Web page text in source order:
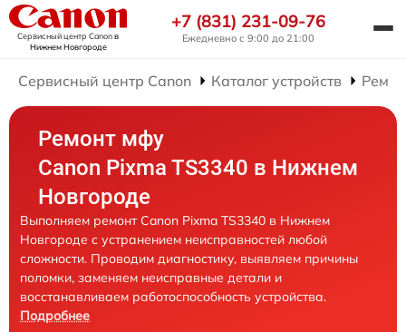
Сервисный центр Canonв
Нижнем Новгороде
+7 (831) 231-09-76
Ежедневно с 9:00 до 21:00
Сервисный центр Canon Каталог устройств
Ремонт мфу
Canon Pixma TS3340 в Нижнем
Новгороде
Выполняем ремонт Canon Pixma TS3340 в Нижнем
Новгороде с устранением неисправностей любой
сложности. Проводим диагностику, выявляем причины
поломки, заменяем неисправные детали и
восстанавливаем работоспособность устройства.
Подробнее